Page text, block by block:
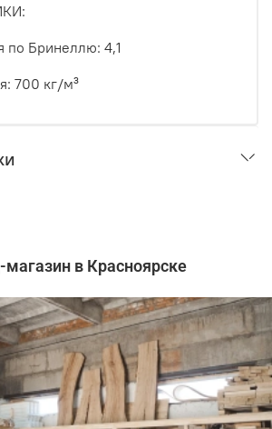
по Бринеллю: 4,1
700 кг/м³
в Красноярске